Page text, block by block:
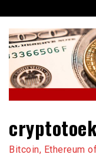
naar
inhoud
Bitcoin, Ethereum